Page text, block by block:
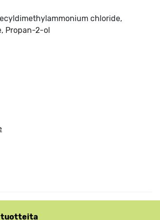
chloride,
Propan-2-ol
tuotteita